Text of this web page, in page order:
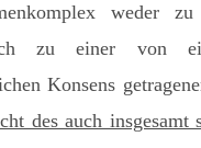
weder zu
zu einer von
Konsens
des auch insgesamt